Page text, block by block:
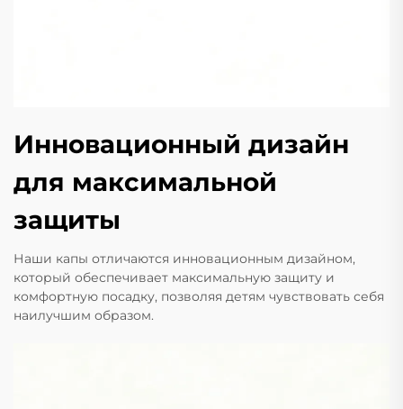
Инновационный дизайн
для максимальной
защиты
Наши капы отличаются инновационным дизайном,
который обеспечивает максимальную защиту и
комфортную посадку, позволяя детям чувствовать себя
наилучшим образом.